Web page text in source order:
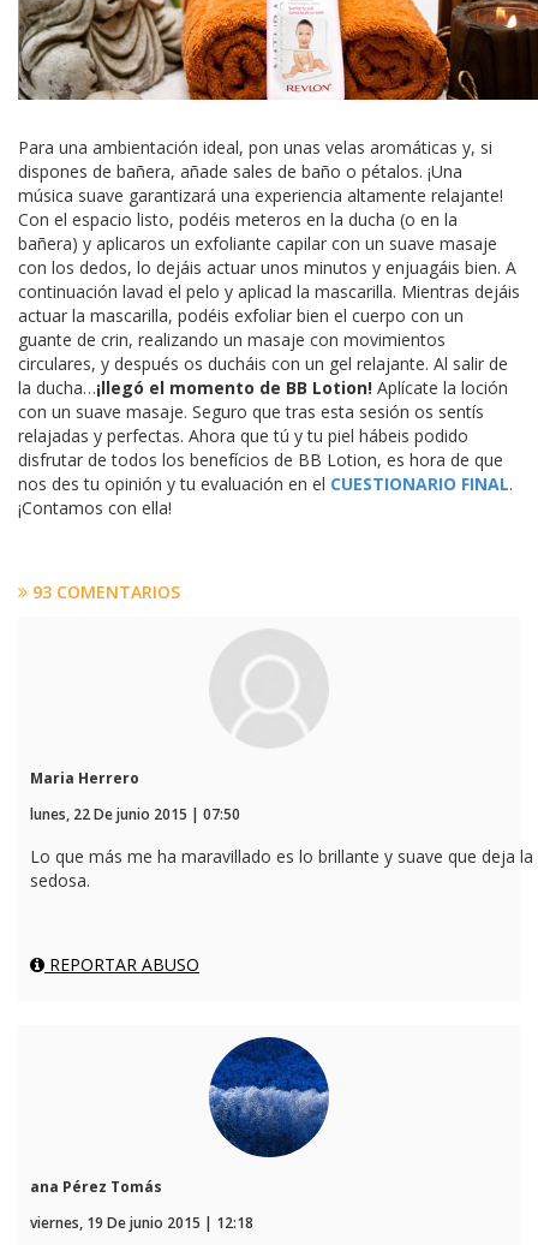
Para una ambientación ideal, pon unas velas aromáticas y, si
dispones de bañera, añade sales de baño o pétalos. ¡Una
música suave garantizará una experiencia altamente relajante!
Con el espacio listo, podéis meteros en la ducha (o en la
bañera) y aplicaros un exfoliante capilar con un suave masaje
con los dedos, lo dejáis actuar unos minutos y enjuagáis bien. A
continuación lavad el pelo y aplicad la mascarilla. Mientras dejáis
actuar la mascarilla, podéis exfoliar bien el cuerpo con un
guante de crin, realizando un masaje con movimientos
circulares, y después os ducháis con un gel relajante. Al salir de
la ducha…¡llegó el momento de BB Lotion! Aplícate la loción
con un suave masaje. Seguro que tras esta sesión os sentís
relajadas y perfectas. Ahora que tú y tu piel hábeis podido
disfrutar de todos los benefícios de BB Lotion, es hora de que
nos des tu opinión y tu evaluación en el CUESTIONARIO FINAL.
¡Contamos con ella!
93 COMENTARIOS
Maria Herrero
lunes, 22 De junio 2015 | 07:50
Lo que más me ha maravillado es lo brillante y suave que deja
sedosa.
REPORTAR ABUSO
ana Pérez Tomás
viernes, 19 De junio 2015 | 12:18